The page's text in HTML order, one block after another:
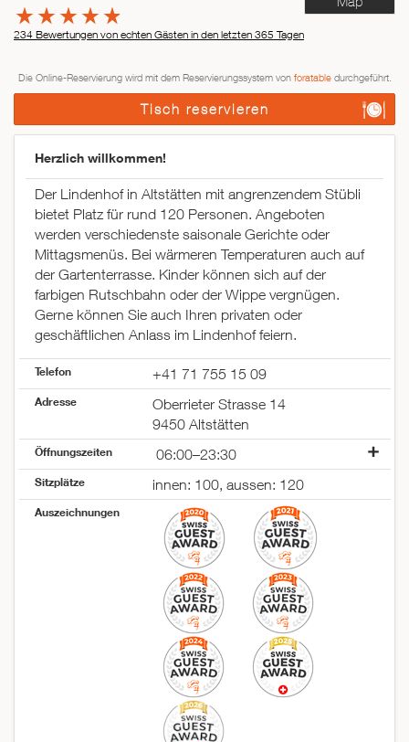
234 Bewertungen von echten Gästen in den letzten 365 Tagen
Die Online-Reservierung wird mit dem Reservierungssystem von foratabledurchgeführt.
Tisch reservieren
Herzlich willkommen!
Der Lindenhof in Altstätten mit angrenzendem Stübli
bietet Platz für rund 120 Personen. Angeboten
werden verschiedenste saisonale Gerichte oder
Mittagsmenüs. Bei wärmeren Temperaturen auch auf
der Gartenterrasse. Kinder können sich auf der
farbigen Rutschbahn oder der Wippe vergnügen.
Gerne können Sie auch Ihren privaten oder
geschäftlichen Anlass im Lindenhof feiern.
Telefon +41 71 755 15 09
Adresse
Oberrieter Strasse 14
9450 Altstätten
Öffnungszeiten
06:00–23:30
Montag
Mittwoch
06:00–23:30
06:00–23:30
06:00–23:30
06:00–23:30
06:00–23:30
geschlossen
geschlossen
Sitzplätze innen: 100, aussen: 120
Auszeichnungen